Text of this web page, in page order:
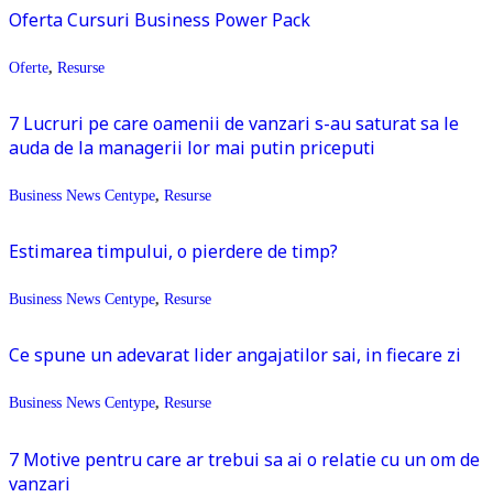
Oferta Cursuri Business Power Pack
Oferte, Resurse
7 Lucruri pe care oamenii de vanzari s-au saturat sa le
auda de la managerii lor mai putin priceputi
Business News Centype, Resurse
Estimarea timpului, o pierdere de timp?
Business News Centype, Resurse
Ce spune un adevarat lider angajatilor sai, in fiecare zi
Business News Centype, Resurse
7 Motive pentru care ar trebui sa ai o relatie cu un om de
vanzari